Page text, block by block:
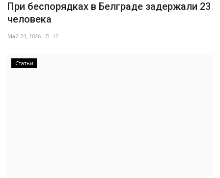
При беспорядках в Белграде задержали 23
человека
Май 24, 2026 12
Статьи